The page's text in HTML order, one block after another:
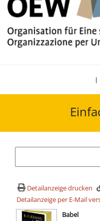
Detailanzeige drucken
Detailanzeige per E-Mail
wird in
Babel